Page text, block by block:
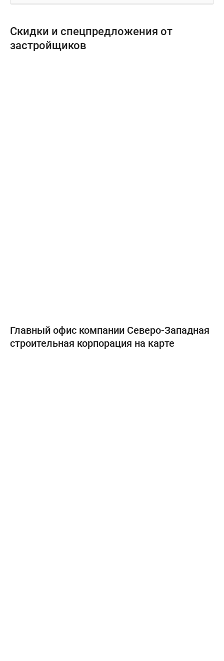
Скидки и спецпредложения от
застройщиков
Главный офис компании Северо-Западная
строительная корпорация на карте